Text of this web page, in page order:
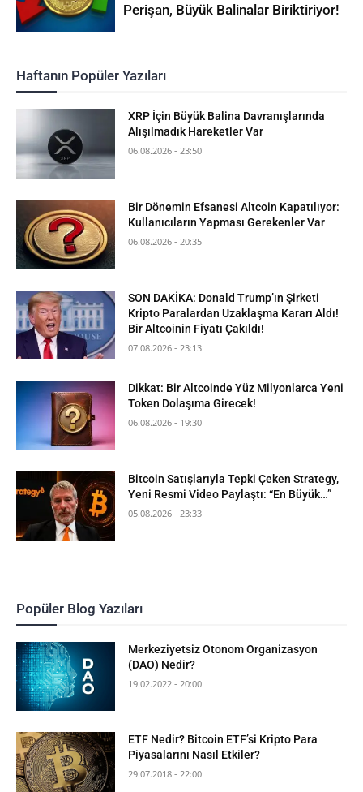
Perişan, Büyük Balinalar Biriktiriyor!
Haftanın Popüler Yazıları
XRP İçin Büyük Balina Davranışlarında
Alışılmadık Hareketler Var
06.08.2026 - 23:50
Bir Dönemin Efsanesi Altcoin Kapatılıyor:
Kullanıcıların Yapması Gerekenler Var
06.08.2026 - 20:35
SON DAKİKA: Donald Trump’ın Şirketi
Kripto Paralardan Uzaklaşma Kararı Aldı!
Bir Altcoinin Fiyatı Çakıldı!
07.08.2026 - 23:13
Dikkat: Bir Altcoinde Yüz Milyonlarca Yeni
Token Dolaşıma Girecek!
06.08.2026 - 19:30
Bitcoin Satışlarıyla Tepki Çeken Strategy,
Yeni Resmi Video Paylaştı: “En Büyük…”
05.08.2026 - 23:33
Popüler Blog Yazıları
Merkeziyetsiz Otonom Organizasyon
(DAO) Nedir?
19.02.2022 - 20:00
ETF Nedir? Bitcoin ETF’si Kripto Para
Piyasalarını Nasıl Etkiler?
29.07.2018 - 22:00